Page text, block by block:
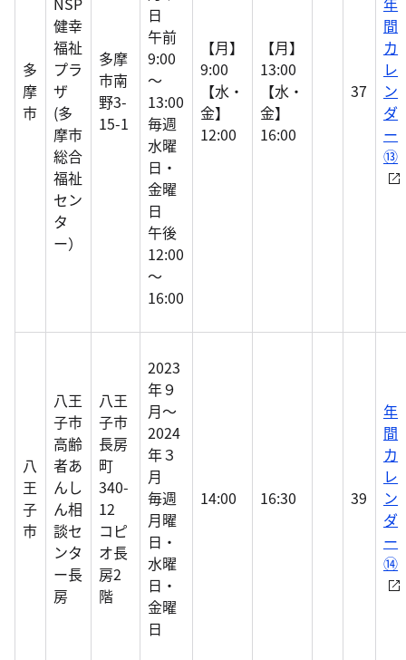
多
摩
市
健幸
福祉
プラ
ザ
(多
摩市
総合
福祉
セン
タ
ー）
多摩
市南
野3-
15-1
日
午前
9:00
～
13:00
毎週
水曜
日・
金曜
日
午後
12:00
～
16:00
【月】
9:00
【水・
金】
12:00
【月】
13:00
【水・
金】
16:00
37
間
カ
レ
ン
ダ
ー
⑬
八
王
子
市
八王
子市
高齢
者あ
んし
ん相
談セ
ンタ
ー長
房
八王
子市
長房
町
340-
12
コピ
オ長
房2
階
2023
年９
月～
2024
年３
月
毎週
月曜
日・
水曜
日・
金曜
日
14:00 16:30 39
年
間
カ
レ
ン
ダ
ー
⑭